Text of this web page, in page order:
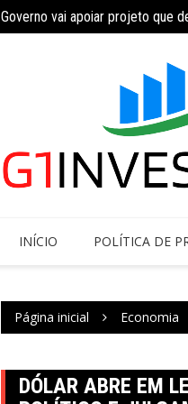
Governo vai apoiar projeto que
INSS amplia temporariamente
INÍCIO POLÍTICA DE
Página inicial Economia
DÓLAR ABRE EM